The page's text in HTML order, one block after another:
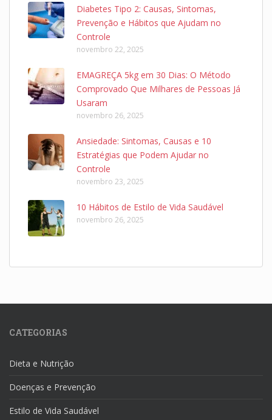
Diabetes Tipo 2: Causas, Sintomas,
Prevenção e Hábitos que Ajudam no
Controle
novembro 22, 2025
EMAGREÇA 5kg em 30 Dias: O Método
Comprovado Que Milhares de Pessoas Já
Usaram
novembro 26, 2025
Ansiedade: Sintomas, Causas e 10
Estratégias que Podem Ajudar no
Controle
novembro 23, 2025
10 Hábitos de Estilo de Vida Saudável
novembro 26, 2025
CATEGORIAS
Dieta e Nutrição
Doenças e Prevenção
Estilo de Vida Saudável